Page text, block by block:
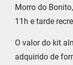
Morro do
11h e tarde
O valor do kit
adquirido de